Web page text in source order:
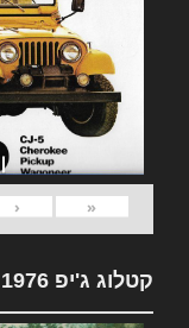
«
‹
קטלוג ג'יפ 1976